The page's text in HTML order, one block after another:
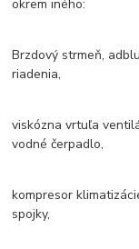
okrem iného:
Brzdový strmeň,
riadenia,
viskózna vrtuľa
vodné čerpadlo,
kompresor
spojky,